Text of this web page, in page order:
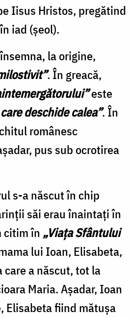
Iisus Hristos, pregătind
iad (șeol).
la origine,
. În greacă,
este
deschide calea”. În
românesc
pus sub ocrotirea
s-a născut în chip
săi erau înaintați în
citim în „Viața Sfântului
lui Ioan, Elisabeta,
care a născut, tot la
Maria. Așadar, Ioan
Elisabeta fiind mătușa